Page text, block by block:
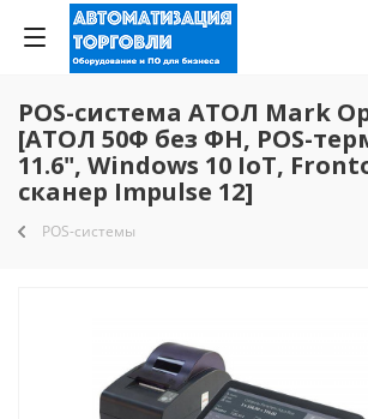
POS-система АТОЛ Mark
[АТОЛ 50Ф без ФН, POS-
11.6", Windows 10 IoT,
сканер Impulse 12]
POS-системы